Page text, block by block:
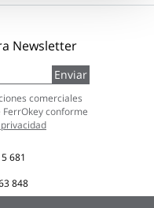
Newsletter
Enviar
comerciales
conforme
681
848